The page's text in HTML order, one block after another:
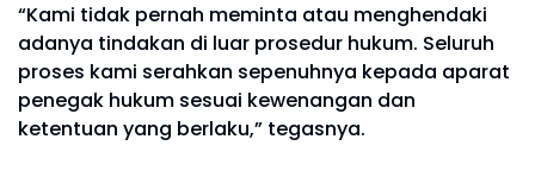
“Kami tidak pernah meminta atau menghendaki
adanya tindakan di luar prosedur hukum. Seluruh
proses kami serahkan sepenuhnya kepada aparat
penegak hukum sesuai kewenangan dan
ketentuan yang berlaku,” tegasnya.